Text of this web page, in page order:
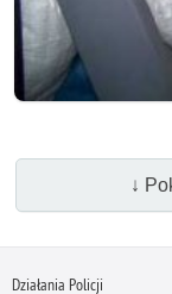
↓
Działania Policji